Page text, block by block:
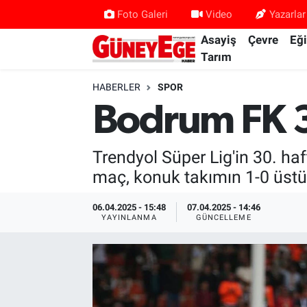
Foto Galeri Video Yazarlar
Asayiş Çevre
Tarım
HABERLER SPOR
Bodrum FK
Trendyol Süper Lig'in 30.
maç, konuk takımın 1-0
06.04.2025 - 15:48
YAYINLANMA
07.04.2025 - 14:46
GÜNCELLEME
İstanbul Hava Durumu
İstanbul Trafik Yoğunluk Haritası
Süper Lig Puan Durumu ve Fikstür
Tüm Manşetler